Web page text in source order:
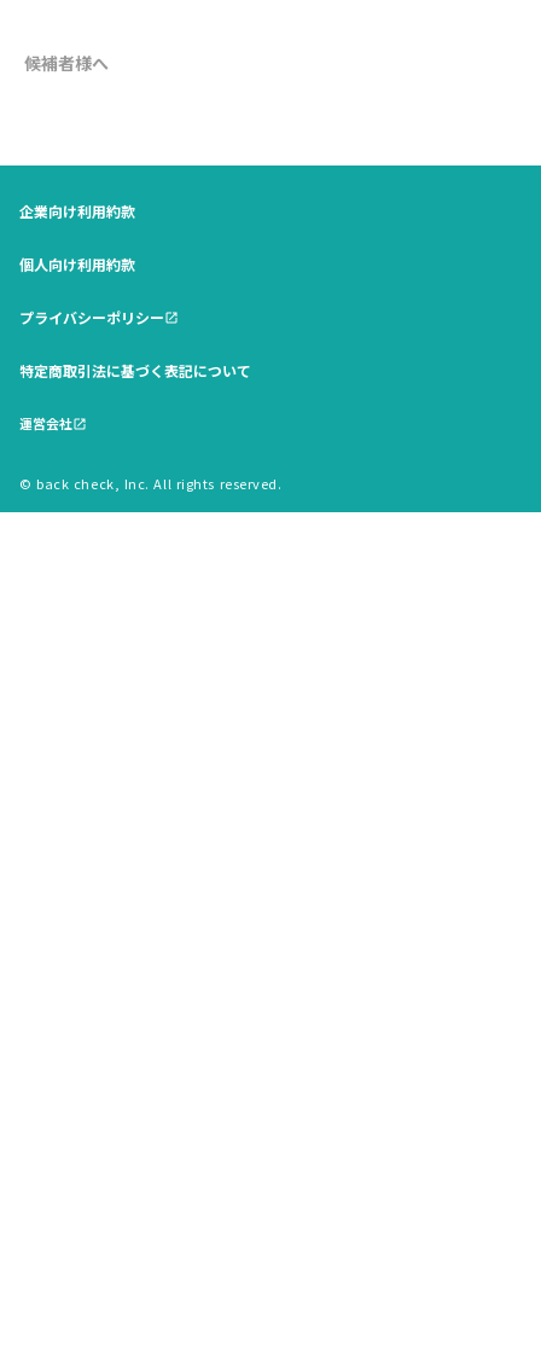
候補者様へ
企業向け利用約款
個人向け利用約款
プライバシーポリシーopen_in_new
特定商取引法に基づく表記について
運営会社open_in_new
© back check, Inc. All rights reserved.